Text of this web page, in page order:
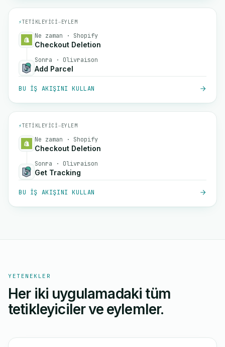
⚡TETIKLEYICI→EYLEM
Ne zaman · Shopify
Checkout Deletion
Sonra · Olivraison
Add Parcel
BU IŞ AKIŞINI KULLAN
⚡TETIKLEYICI→EYLEM
Ne zaman · Shopify
Checkout Deletion
Sonra · Olivraison
Get Tracking
BU IŞ AKIŞINI KULLAN
YETENEKLER
Her iki uygulamadaki tüm
tetikleyiciler ve eylemler.